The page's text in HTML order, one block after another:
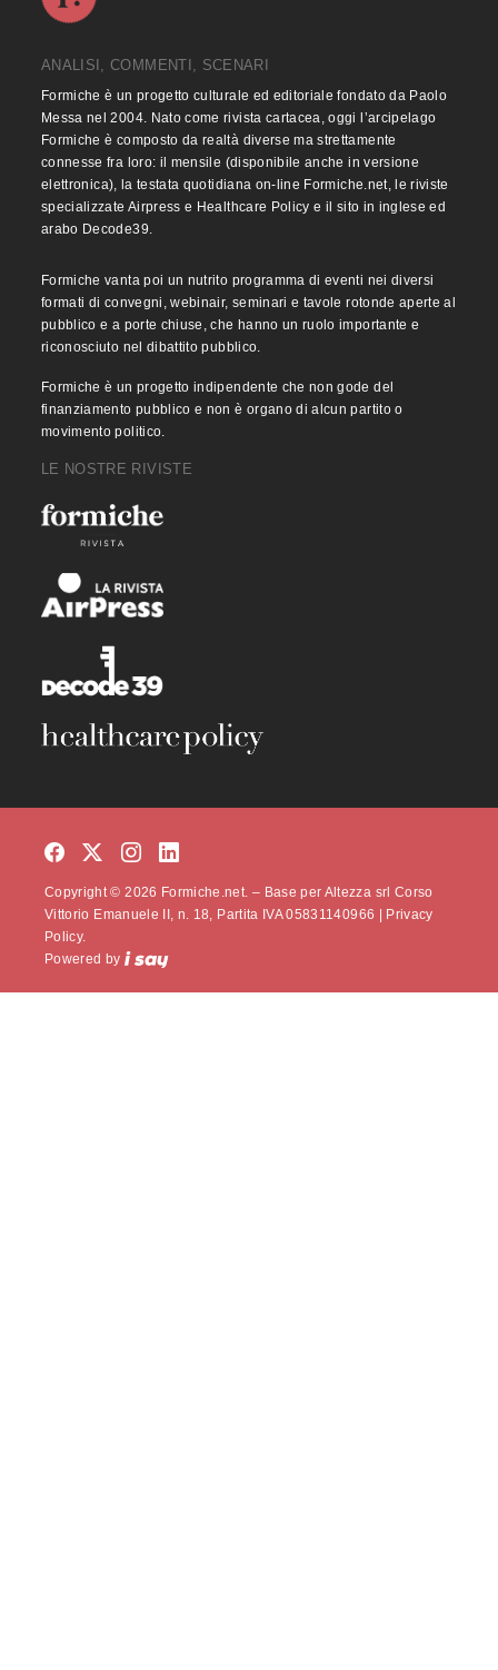
ANALISI, COMMENTI, SCENARI
Formiche è un progetto culturale ed editoriale fondato da Paolo
Messa nel 2004. Nato come rivista cartacea, oggi l’arcipelago
Formiche è composto da realtà diverse ma strettamente
connesse fra loro: il mensile (disponibile anche in versione
elettronica), la testata quotidiana on-line Formiche.net, le riviste
specializzate Airpress e Healthcare Policy e il sito in inglese ed
arabo Decode39.
Formiche vanta poi un nutrito programma di eventi nei diversi
formati di convegni, webinair, seminari e tavole rotonde aperte al
pubblico e a porte chiuse, che hanno un ruolo importante e
riconosciuto nel dibattito pubblico.
Formiche è un progetto indipendente che non gode del
finanziamento pubblico e non è organo di alcun partito o
movimento politico.
LE NOSTRE RIVISTE
Copyright © 2026 Formiche.net. – Base per Altezza srl Corso
Vittorio Emanuele II, n. 18, Partita IVA 05831140966 |
Privacy
Policy.
Powered by